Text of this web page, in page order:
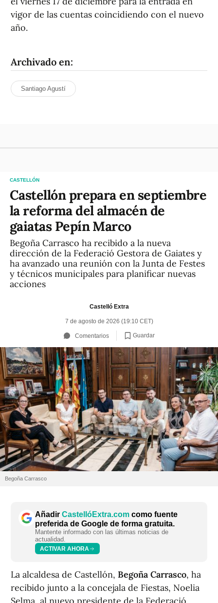
vigor de las cuentas coincidiendo con el nuevo
año.
Archivado en:
Santiago Agustí
CASTELLÓN
Castellón prepara en septiembre
la reforma del almacén de
gaiatas Pepín Marco
Begoña Carrasco ha recibido a la nueva
dirección de la Federació Gestora de Gaiates y
ha avanzado una reunión con la Junta de Festes
y técnicos municipales para planificar nuevas
acciones
Castelló Extra
7 de agosto de 2026 (19:10 CET)
Comentarios Guardar
Begoña Carrasco
Añadir CastellóExtra.com como fuente
preferida de Google de forma gratuita.
Mantente informado con las últimas noticias de
actualidad.
ACTIVAR AHORA
La alcaldesa de Castellón, Begoña Carrasco, ha
recibido junto a la concejala de Fiestas, Noelia